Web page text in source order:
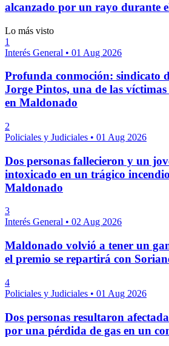
alcanzado por un rayo durante
Lo más visto
1
Interés General • 01 Aug 2026
Profunda conmoción: sindicato
Jorge Pintos, una de las
en Maldonado
2
Policiales y Judiciales • 01 Aug 2026
Dos personas fallecieron y un
intoxicado en un trágico
Maldonado
3
Interés General • 02 Aug 2026
Maldonado volvió a tener un
el premio se repartirá con
4
Policiales y Judiciales • 01 Aug 2026
Dos personas resultaron
por una pérdida de gas en un